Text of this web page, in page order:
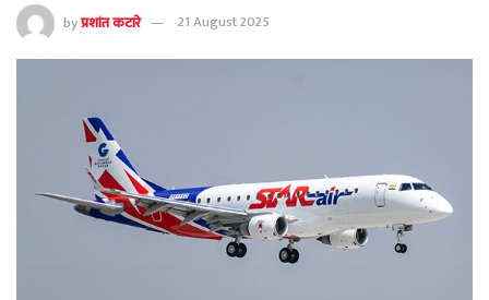
byप्रशांत कटारे 21 August 2025